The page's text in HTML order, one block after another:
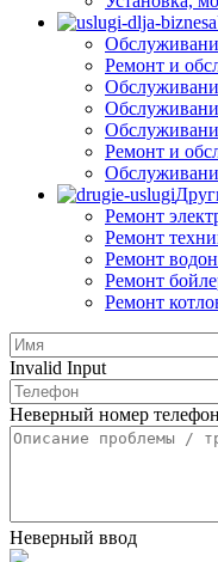
Ремонт и
Ремонт и
Ремонт
Ремонт
Ремонт
Ремонт
Ремонт
Invalid Input
Неверный номер
Неверный ввод